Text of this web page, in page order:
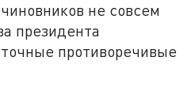
не совсем
президента
противоречивые